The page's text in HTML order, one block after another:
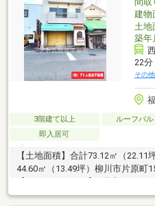
建物
土地
築年
22分
その
3階建て以上 ルーフバ
即入居可
【土地面積】合計73.12㎡（22.11
44.60㎡（13.49坪）柳川市片原町